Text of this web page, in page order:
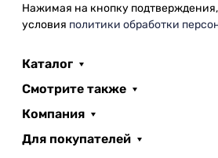
Нажимая на кнопку
условия политики обработки
Каталог
Смотрите также
Компания
Для покупателей